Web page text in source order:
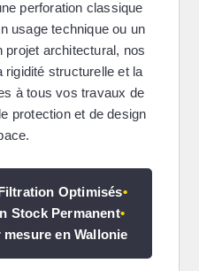
perforation classique
usage technique ou un
projet architectural, nos
rigidité structurelle et la
à tous vos travaux de
protection et de design
Optimisés•
Stock Permanent•
en Wallonie